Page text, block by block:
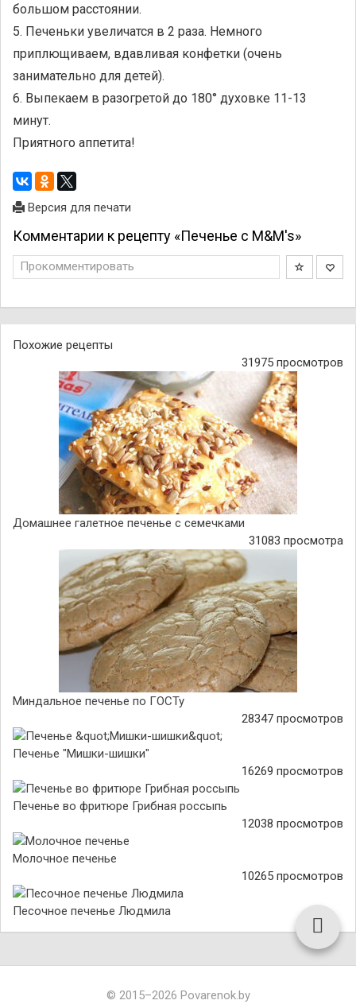
большом расстоянии.
5. Печеньки увеличатся в 2 раза. Немного
приплющиваем, вдавливая конфетки (очень
занимательно для детей).
6. Выпекаем в разогретой до 180° духовке 11-13
минут.
Приятного аппетита!
Версия для печати
Комментарии к рецепту «Печенье с M&M's»
Прокомментировать
Похожие рецепты
31975 просмотров
Домашнее галетное печенье с семечками
31083 просмотра
Миндальное печенье по ГОСТу
28347 просмотров
Печенье "Мишки-шишки"
16269 просмотров
Печенье во фритюре Грибная россыпь
12038 просмотров
Молочное печенье
10265 просмотров
Песочное печенье Людмила
© 2015–2026 Povarenok.by